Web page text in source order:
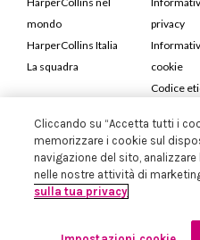
mondo
HarperCollins Italia
La squadra
privacy
cookie
Codice
HarperCollins Italia
Cod. Fiscale e P.IVA
Iscritta in Milano al Registro delle
Cliccando su “Accetta tutti i
memorizzare i cookie sul
navigazione del sito,
nelle nostre attività di
sulla tua privacy